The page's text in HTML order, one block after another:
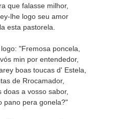
que falasse milhor,
lhe logo seu
esta pastorela.
"Fremosa poncela,
min por entendedor,
boas toucas d' Estela,
cintas de
doas a vosso sabor,
pano pera gonela?"